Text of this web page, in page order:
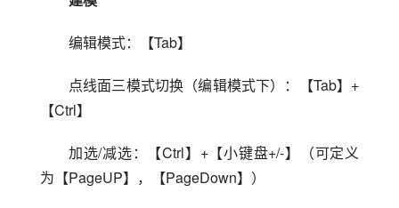
编辑模式：【Tab】
点线面三模式切换（编辑模式下）：【Tab】+
【Ctrl】
加选/减选：【Ctrl】+【小键盘+/-】（可定义
为【PageUP】，【PageDown】）